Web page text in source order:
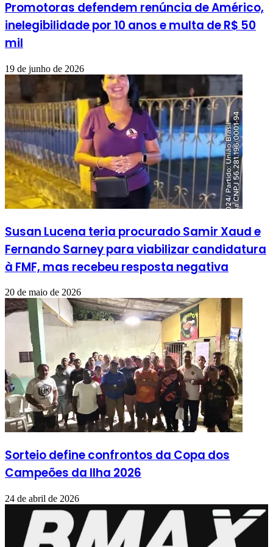
Promotoras defendem renúncia de Américo,
inelegibilidade por 10 anos e multa de R$ 50
mil
19 de junho de 2026
Susan Lucena teria procurado Samir Xaud e
Fernando Sarney para viabilizar candidatura
à FMF, mas recebeu resposta negativa
20 de maio de 2026
Sorteio define confrontos da Copa dos
Campeões da Ilha 2026
24 de abril de 2026